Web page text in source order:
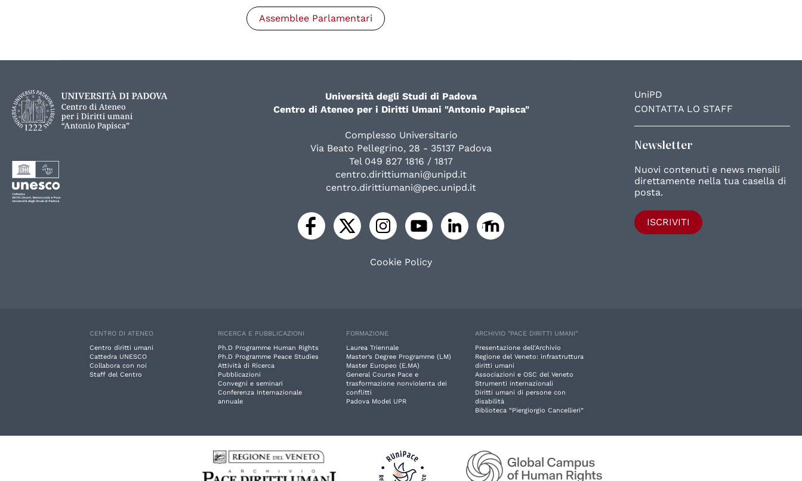
Assemblee Parlamentari
UniPD
CONTATTA LO STAFF
Newsletter
Nuovi contenuti e news mensili
direttamente nella tua casella di
posta.
ISCRIVITI
Università degli Studi di Padova
Centro di Ateneo per i Diritti Umani "Antonio Papisca"
Complesso Universitario
Via Beato Pellegrino, 28 - 35137 Padova
Tel 049 827 1816 / 1817
centro.dirittiumani@unipd.it
centro.dirittiumani@pec.unipd.it
Cookie Policy
CENTRO DI ATENEO
Centro diritti umani
Cattedra UNESCO
Collabora con noi
Staff del Centro
RICERCA E PUBBLICAZIONI
Ph.D Programme Human Rights
Ph.D Programme Peace Studies
Attività di Ricerca
Pubblicazioni
Convegni e seminari
Conferenza Internazionale
annuale
FORMAZIONE
Laurea Triennale
Master’s Degree Programme (LM)
Master Europeo (E.MA)
General Course Pace e
trasformazione nonviolenta dei
conflitti
Padova Model UPR
ARCHIVIO "PACE DIRITTI UMANI"
Presentazione dell'Archivio
Regione del Veneto: infrastruttura
diritti umani
Associazioni e OSC del Veneto
Strumenti internazionali
Diritti umani di persone con
disabilità
Biblioteca “Piergiorgio Cancellieri”